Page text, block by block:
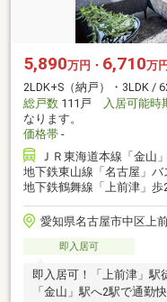
5,890万円・ 6,710万円
2LDK+S（納戸）・3LDK /
総戸数 111戸 入居可能時
なります。
価格帯 -
ＪＲ東海道本線「金山
地下鉄東山線「名古屋」
地下鉄鶴舞線「上前津」歩
愛知県名古屋市中区上
即入居可
即入居可！「上前津」駅
「金山」駅へ2駅で通勤